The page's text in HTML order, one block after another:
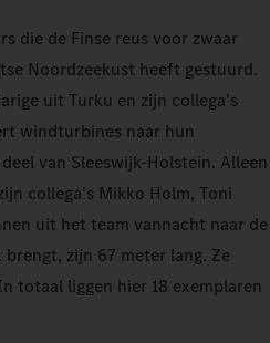
die de Finse reus voor zwaar
Noordzeekust heeft gestuurd.
uit Turku en zijn collega's
windturbines naar hun
van Sleeswijk-Holstein. Alleen
collega's Mikko Holm, Toni
uit het team vannacht naar de
zijn 67 meter lang. Ze
totaal liggen hier 18 exemplaren